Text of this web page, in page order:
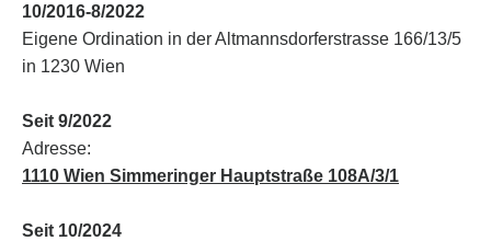
10/2016-8/2022
Eigene Ordination in der Altmannsdorferstrasse 166/13/5
in 1230 Wien
Seit 9/2022
Adresse:
1110 Wien Simmeringer Hauptstraße 108A/3/1
Seit 10/2024